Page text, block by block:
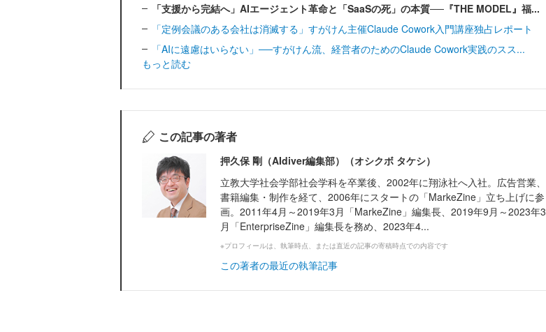
「支援から完結へ」AIエージェント革命と「SaaSの死」の本質──『THE MODEL』福...
「定例会議のある会社は消滅する」すがけん主催Claude Cowork入門講座独占レポート
「AIに遠慮はいらない」──すがけん流、経営者のためのClaude Cowork実践のスス...
もっと読む
この記事の著者
押久保 剛（AIdiver編集部）（オシクボ タケシ）
立教大学社会学部社会学科を卒業後、2002年に翔泳社へ入社。広告営業、
書籍編集・制作を経て、2006年にスタートの「MarkeZine」立ち上げに参
画。2011年4月～2019年3月「MarkeZine」編集長、2019年9月～2023年3
月「EnterpriseZine」編集長を務め、2023年4...
※プロフィールは、執筆時点、または直近の記事の寄稿時点での内容です
この著者の最近の執筆記事